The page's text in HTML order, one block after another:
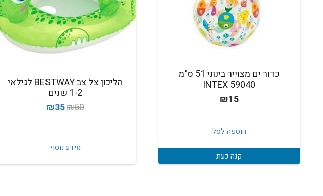
כדור ים מצוייר בינוני 51 ס"מ
INTEX 59040
₪15
הוספה לסל
קנה כעת
הליכון צל צב BESTWAY לגילאי
1-2 שנים
₪50
המחיר
₪50.
₪35
המחיר
מידע נוסף